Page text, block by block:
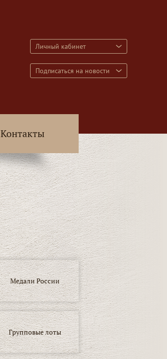
Личный кабинет
Подписаться на новости
Контакты
Медали России
Групповые лоты